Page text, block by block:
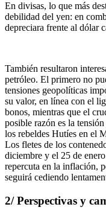
En divisas, lo que más
debilidad del yen: en
depreciara frente al dólar
También resultaron
petróleo. El primero no
tensiones geopolíticas
su valor, en línea con el
bonos, mientras que el
posible razón es la
los rebeldes Hutíes en el
Los fletes de los
diciembre y el 25 de
repercuta en la inflación,
seguirá cediendo
2/ Perspectivas y